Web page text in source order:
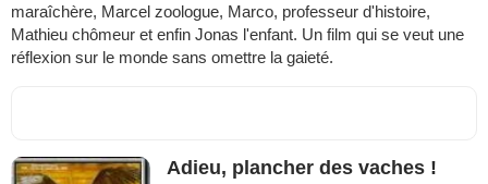
maraîchère, Marcel zoologue, Marco, professeur d'histoire,
Mathieu chômeur et enfin Jonas l'enfant. Un film qui se veut une
réflexion sur le monde sans omettre la gaieté.
Adieu, plancher des vaches !